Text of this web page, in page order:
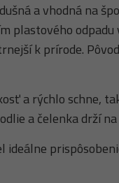
a vhodná na
plastového
k prírode.
a rýchlo schne,
a čelenka drží